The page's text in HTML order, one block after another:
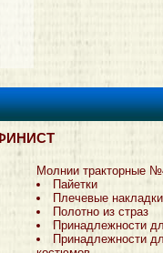
Молнии тракторные
Пайетки
Плечевые накладки
Полотно из страз
Принадлежности
Принадлежности